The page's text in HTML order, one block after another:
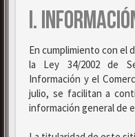
I.
En cumplimiento con el
la Ley 34/2002 de
Información y el
julio, se facilitan a
información general de